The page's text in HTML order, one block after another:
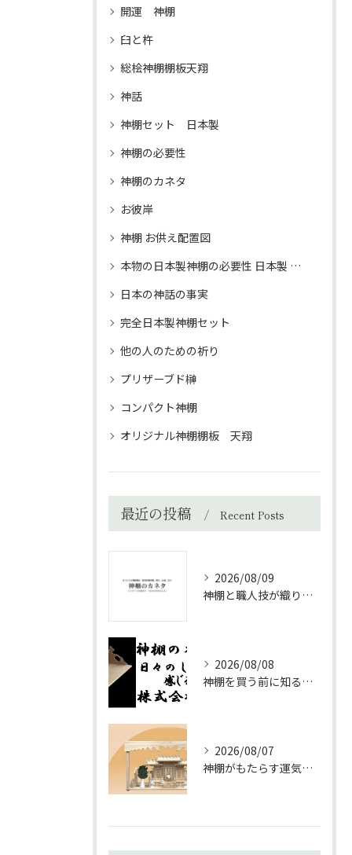
開運 神棚
臼と杵
総桧神棚棚板天翔
神話
神棚セット 日本製
神棚の必要性
神棚のカネタ
お彼岸
神棚 お供え配置図
本物の日本製神棚の必要性 日本製 神棚 購入理由
日本の神話の事実
完全日本製神棚セット
他の人のための祈り
プリザーブド榊
コンパクト神棚
オリジナル神棚棚板 天翔
最近の投稿 Recent Posts
2026/08/09
神棚と職人技が織りなす神聖な空間づくりと高級神棚板の魅力を徹底解説
2026/08/08
神棚を買う前に知るべき場所選びのポイント
2026/08/07
神棚がもたらす運気と家庭の調和の秘訣